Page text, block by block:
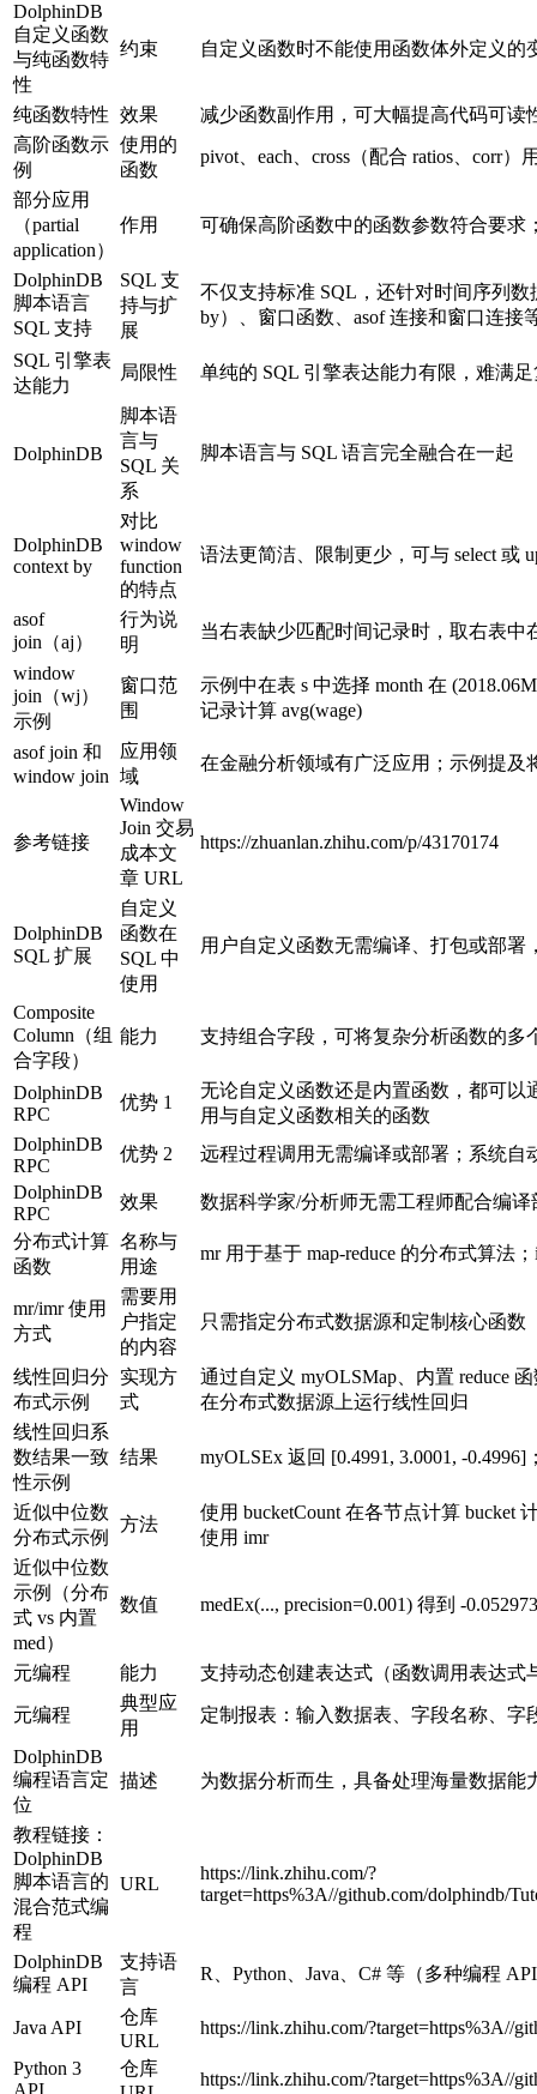
DolphinDB
自定义函数
与纯函数特
性
约束 自定义函数时不能使用函数体外定义的
纯函数特性 效果
减少函数副作用，可大幅提高代码可读
高阶函数示
例
使用的
函数
pivot、each、cross（配合 ratios、corr
部分应用
（partial
application）
作用 可确保高阶函数中的函数参数符合要求
DolphinDB
脚本语言
SQL 支持
SQL 支
持与扩
展
不仅支持标准 SQL，还针对时间序列
by）、窗口函数、asof 连接和窗口连接
SQL 引擎表
达能力
局限性 单纯的 SQL 引擎表达能力有限，难满
DolphinDB
脚本语
言与
SQL 关
系
脚本语言与 SQL 语言完全融合在一起
DolphinDB
context by
对比
window
function
的特点
语法更简洁、限制更少，可与 select 或
asof
join（aj）
行为说
明
当右表缺少匹配时间记录时，取右表中
window
join（wj）
示例
窗口范
围
示例中在表 s 中选择 month 在
记录计算 avg(wage)
asof join 和
window join
应用领
域
在金融分析领域有广泛应用；示例提
参考链接
Window
Join 交易
成本文
章 URL
https://zhuanlan.zhihu.com/p/43170174
DolphinDB
SQL 扩展
自定义
函数在
SQL 中
使用
用户自定义函数无需编译、打包或部署
Composite
Column（组
合字段）
能力 支持组合字段，可将复杂分析函数的多
DolphinDB
RPC
优势 1
无论自定义函数还是内置函数，都可以
用与自定义函数相关的函数
DolphinDB
RPC
优势 2
远程过程调用无需编译或部署；系统
DolphinDB
RPC
效果
数据科学家/分析师无需工程师配合编
分布式计算
函数
名称与
用途
mr 用于基于 map-reduce 的分布式算法
mr/imr 使用
方式
需要用
户指定
的内容
只需指定分布式数据源和定制核心函数
线性回归分
布式示例
实现方
式
通过自定义 myOLSMap、内置 reduce
在分布式数据源上运行线性回归
线性回归系
数结果一致
性示例
结果 myOLSEx 返回 [0.4991, 3.0001, -
近似中位数
分布式示例
方法
使用 bucketCount 在各节点计算 bucket
使用 imr
近似中位数
示例（分布
式 vs 内置
med）
数值 medEx(..., precision=0.001) 得到 -
元编程 能力 支持动态创建表达式（函数调用表达式
元编程
典型应
用
定制报表：输入数据表、字段名称、字
DolphinDB
编程语言定
位
描述 为数据分析而生，具备处理海量数据能
教程链接：
DolphinDB
脚本语言的
混合范式编
程
URL
https://link.zhihu.com/?
target=https%3A//github.com/dolphindb/
DolphinDB
编程 API
支持语
言
R、Python、Java、C# 等（多种编程
Java API
仓库
URL
https://link.zhihu.com/?target=https%3A//
Python 3
仓库
https://link.zhihu.com/?target=https%3A//